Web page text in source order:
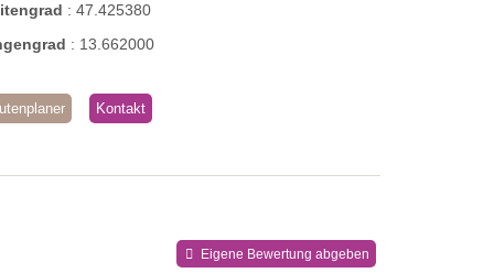
:47.425380
: 13.662000
Kontakt
Eigene Bewertung abgeben